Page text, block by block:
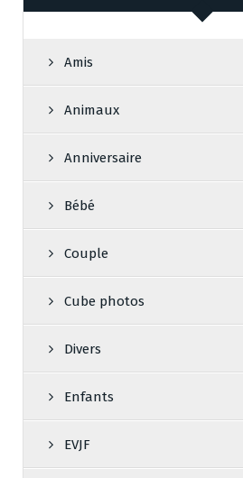
Amis
Animaux
Anniversaire
Bébé
Couple
Cube photos
Divers
Enfants
EVJF